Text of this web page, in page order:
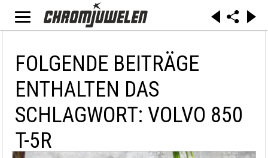
FOLGENDE BEITRÄGE
ENTHALTEN DAS
SCHLAGWORT: VOLVO 850
T-5R